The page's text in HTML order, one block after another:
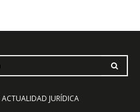
ACTUALIDAD JURÍDICA